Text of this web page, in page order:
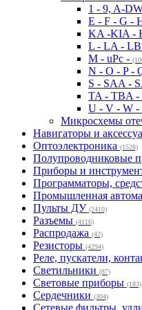
1 - 9, A-
E - F - G -
KA -KIA -
L - LA -
M - uPc -
N - O - P -
S - SAA -
TA - TBA -
U - V - W -
Микросхемы
Навигаторы и
Оптоэлектроника (1528)
Полупроводниковые
Приборы и
Программаторы,
Промышленная
Пульты ДУ (2410)
Разъемы (4116)
Распродажа (42)
Резисторы (4294)
Реле, пускатели,
Светильники (87)
Световые приборы (183)
Сердечники (304)